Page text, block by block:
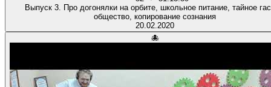
Выпуск 3. Про догонялки на орбите, школьное питание, тайное
общество, копирование сознания
20.02.2020
🐙